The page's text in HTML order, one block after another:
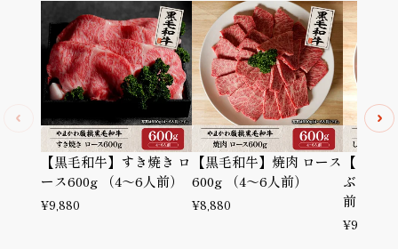
【黒毛和牛】すき焼き ロ
ース600g （4～6人前）
¥9,880
【黒毛和牛】焼肉 ロース
600g （4～6人前）
¥8,880
【黒毛
ぶ ロー
前）
¥9,880